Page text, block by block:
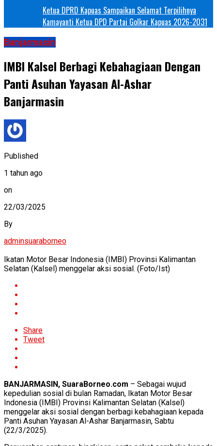
Ketua DPRD Kapuas Sampaikan Selamat Terpilihnya
Kamayanti Ketua DPD Partai Golkar Kapuas 2026-2031
Banjarmasin
IMBI Kalsel Berbagi Kebahagiaan Dengan
Panti Asuhan Yayasan Al-Ashar
Banjarmasin
Published
1 tahun ago
on
22/03/2025
By
adminsuaraborneo
Ikatan Motor Besar Indonesia (IMBI) Provinsi Kalimantan
Selatan (Kalsel) menggelar aksi sosial. (Foto/Ist)
Share
Tweet
BANJARMASIN, SuaraBorneo.com – Sebagai wujud
kepedulian sosial di bulan Ramadan, Ikatan Motor Besar
Indonesia (IMBI) Provinsi Kalimantan Selatan (Kalsel)
menggelar aksi sosial dengan berbagi kebahagiaan kepada
Panti Asuhan Yayasan Al-Ashar Banjarmasin, Sabtu
(22/3/2025).